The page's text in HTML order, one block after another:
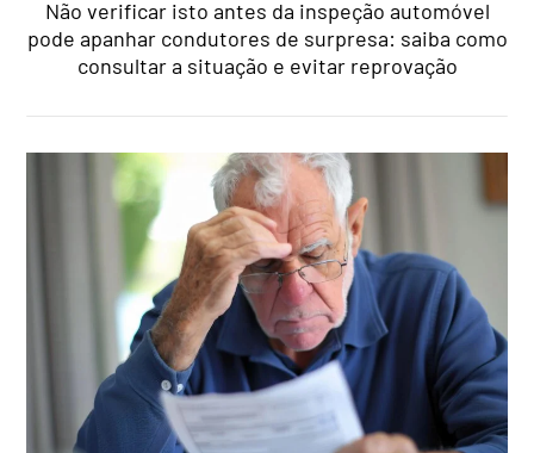
Não verificar isto antes da inspeção automóvel
pode apanhar condutores de surpresa: saiba como
consultar a situação e evitar reprovação